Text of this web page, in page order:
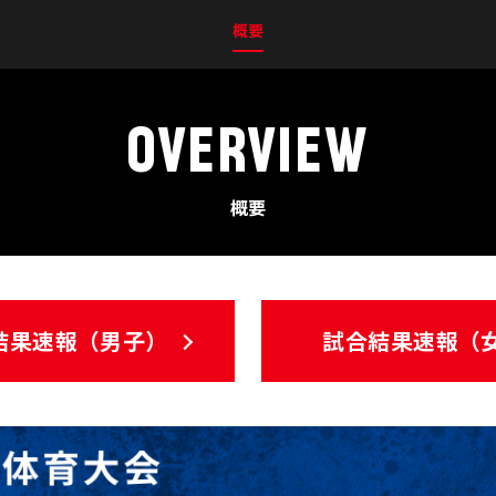
概要
OVERVIEW
概要
速報（男子） 試合結果速報（